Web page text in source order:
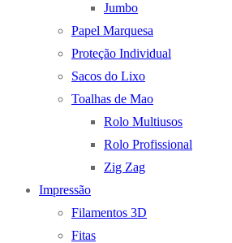
Jumbo
Papel Marquesa
Proteção Individual
Sacos do Lixo
Toalhas de Mao
Rolo Multiusos
Rolo Profissional
Zig Zag
Impressão
Filamentos 3D
Fitas